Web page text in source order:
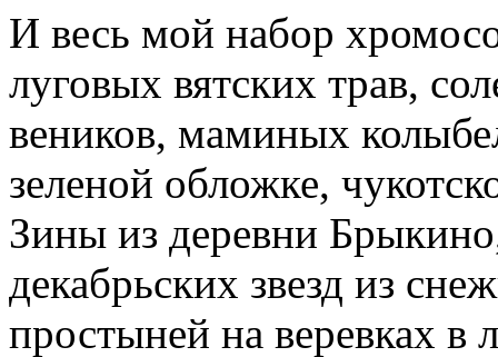
И весь мой набор
луговых вятских трав,
веников, маминых
зеленой обложке,
Зины из деревни
декабрьских звезд из
простыней на веревках в